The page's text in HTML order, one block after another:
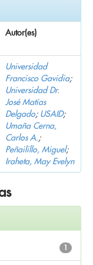
Autor(es)
Universidad
Francisco Gavidia;
Universidad Dr.
José Matías
Delgado; USAID;
Umaña Cerna,
Carlos A.;
Peñailillo, Miguel;
Iraheta, May Evelyn
1